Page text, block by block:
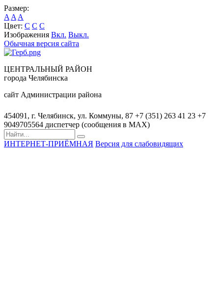
Размер:
A A A
Цвет: C C C
Изображения Вкл. Выкл.
Обычная версия сайта
ЦЕНТРАЛЬНЫЙ РАЙОН
города Челябинска
сайт Администрации района
454091, г. Челябинск, ул. Коммуны, 87 +7 (351) 263 41 23 +7
9049705564 диспетчер (сообщения в MAX)
ИНТЕРНЕТ-ПРИЁМНАЯ Версия для слабовидящих